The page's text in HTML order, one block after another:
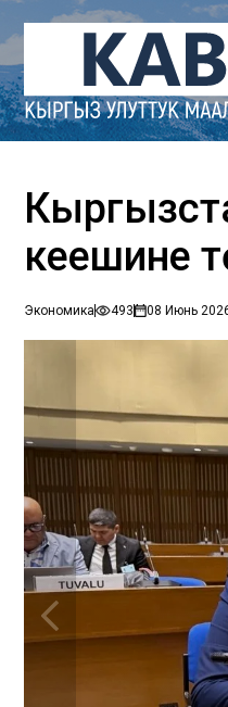
кеңешине
Экономика 493 08 Июнь